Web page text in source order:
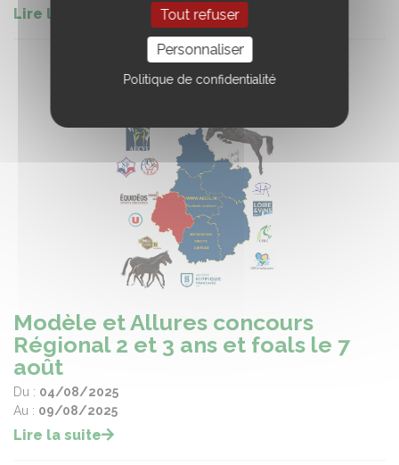
Lire la suite
Modèle et Allures concours
Régional 2 et 3 ans et foals le 7
août
Du : 04/08/2025
Au : 09/08/2025
Lire la suite
Tout refuser
Personnaliser
Politique de confidentialité